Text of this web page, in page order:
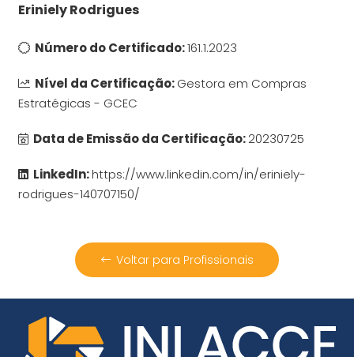
Eriniely Rodrigues
Número do Certificado:161.1.2023
Nível da Certificação:Gestora em Compras
Estratégicas - GCEC
Data de Emissão da Certificação:20230725
LinkedIn:https://www.linkedin.com/in/eriniely-
rodrigues-140707150/
Voltar para Profissionais